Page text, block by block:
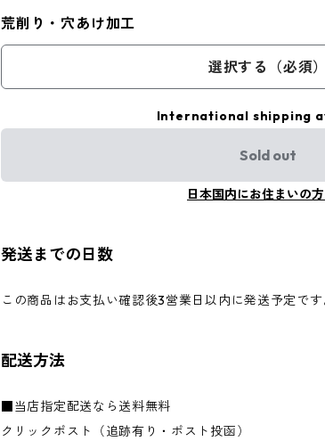
荒削り・穴あけ加工
選択する（必須
International shipping
Sold out
日本国内にお住まいの
発送までの日数
この商品はお支払い確認後3営業日以内に発送予定で
配送方法
■当店指定配送なら送料無料
クリックポスト（追跡有り・ポスト投函）